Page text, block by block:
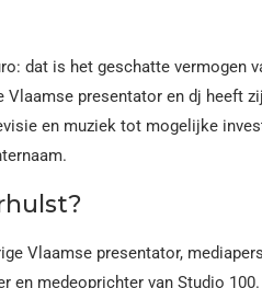
dat is het geschatte vermogen
Vlaamse presentator en dj heeft
en muziek tot mogelijke
Vlaamse presentator,
en medeoprichter van Studio